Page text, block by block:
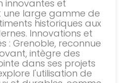
innovantes et
large gamme de
historiques aux
Innovations et
: Grenoble, reconnue
intègre des
dans ses projets
l'utilisation de